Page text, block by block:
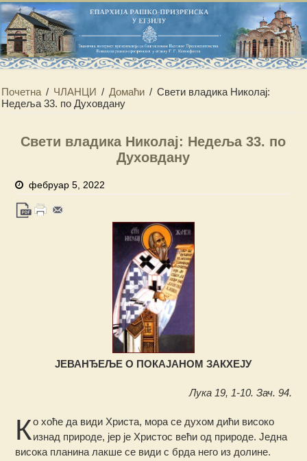
Почетна / ЧЛАНЦИ / Домаћи / Свети владика Николај:
Недеља 33. по Духовдану
Свети владика Николај: Недеља 33. по
Духовдану
фебруар 5, 2022
ЈЕВАНЂЕЉЕ О ПОКАЈАНОМ ЗАКХЕЈУ
Лука 19, 1-10. Зач. 94.
Ко хоће да види Христа, мора се духом дићи високо
изнад природе, јер је Христос већи од природе. Једна
висока планина лакше се види с брда него из долине.